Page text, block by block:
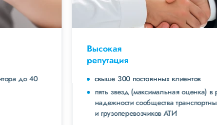
свыше 300 постоянных клиентов
пять звезд (максимальная оценка) в рейтинге
надежности сообщества транспортных компаний
и грузоперевозчиков АТИ